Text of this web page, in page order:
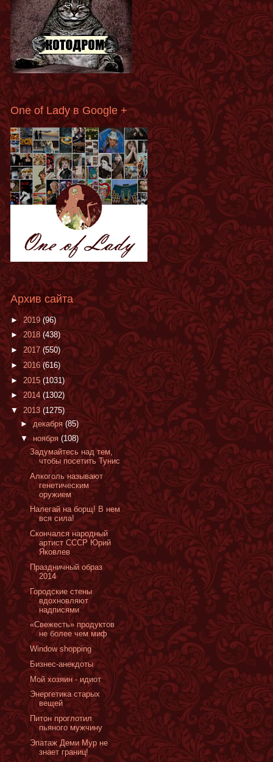
One of Lady в Google +
Архив сайта
► 2019 (96)
►2018 (438)
► 2017 (550)
► 2016(616)
► 2015 (1031)
►2014 (1302)
▼ 2013 (1275)
►декабря (85)
▼ ноября (108)
Задумайтесь над тем,
чтобы посетить Тунис
Алкоголь называют
генетическим
оружием
Налегай на борщ! В нем
вся сила!
Скончался народный
артист СССР Юрий
Яковлев
Праздничный образ
2014
Городские стены
вдохновляют
надписями
«Cвежесть» продуктов
не более чем миф
Window shopping
Бизнес-анекдоты
Мой хозяин - идиот
Энергетика старых
вещей
Питон проглотил
пьяного мужчину
Эпатаж Деми Мур не
знает границ!